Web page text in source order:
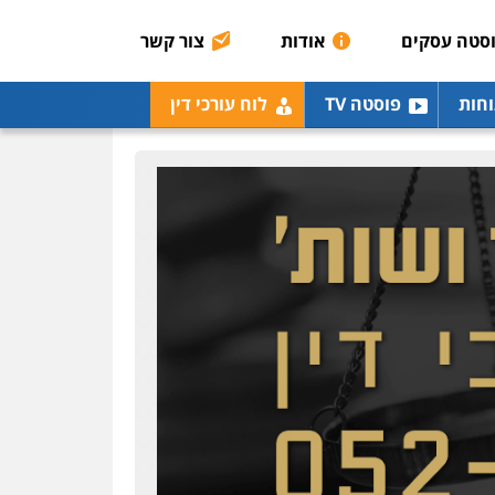
עסקים אודות צור קשר
פוסטה TV לוח עורכי דין
מחיקת כתבות מגוגל
ודחיקת אזכורים שליליים
דין
0522508109
אחסון אתרים
תמיכה
לעורכי דין
שירותים מקצועיים לעורכי
מאיה בלום, עו"ס,
טיפול ושיקום